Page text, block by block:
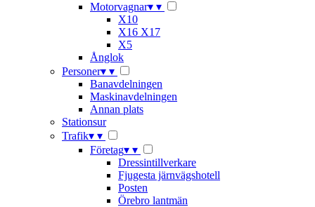
Motorvagnar▾ ▾
X10
X16 X17
X5
Ånglok
Personer▾ ▾
Banavdelningen
Maskinavdelningen
Annan plats
Stationsur
Trafik▾ ▾
Företag▾ ▾
Dressintillverkare
Fjugesta järnvägshotell
Posten
Örebro lantmän